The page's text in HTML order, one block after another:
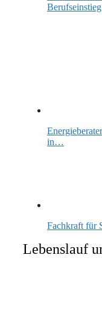
Berufseinstieg
in…
Fachkraft für
Lebenslauf